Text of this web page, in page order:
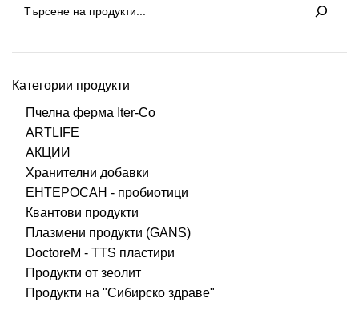
Категории продукти
Пчелна ферма Iter-Co
ARTLIFE
АКЦИИ
Хранителни добавки
ЕНТЕРОСАН - пробиотици
Квантови продукти
Плазмени продукти (GANS)
DoctoreM - TTS пластири
Продукти от зеолит
Продукти на "Сибирско здраве"